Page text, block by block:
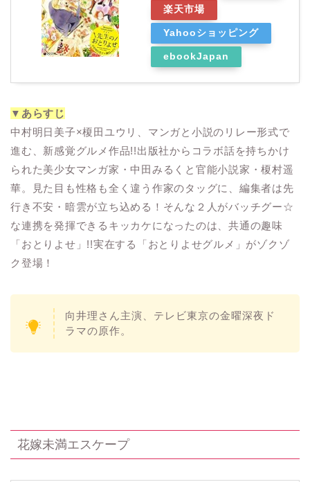
楽天市場
Yahooショッピング
ebookJapan
▼あらすじ
中村明日美子×榎田ユウリ、マンガと小説のリレー形式で
進む、新感覚グルメ作品!!出版社からコラボ話を持ちかけ
られた美少女マンガ家・中田みるくと官能小説家・榎村遥
華。見た目も性格も全く違う作家のタッグに、編集者は先
行き不安・暗雲が立ち込める！そんな２人がバッチグー☆
な連携を発揮できるキッカケになったのは、共通の趣味
「おとりよせ」!!実在する「おとりよせグルメ」がゾクゾ
ク登場！
向井理さん主演、テレビ東京の金曜深夜ド
ラマの原作。
花嫁未満エスケープ